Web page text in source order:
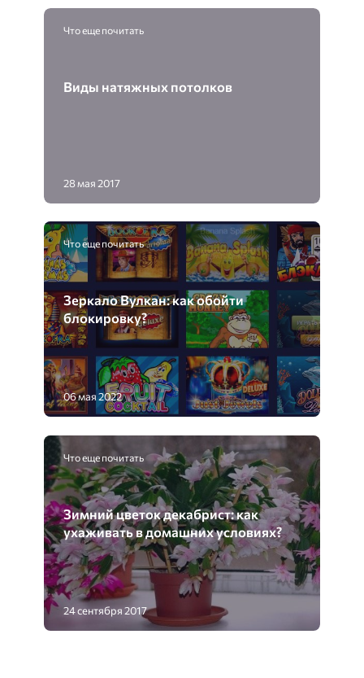
Что еще почитать
Виды натяжных потолков
28 мая 2017
Что еще почитать
Зеркало Вулкан: как обойти
блокировку?
06 мая 2022
Что еще почитать
Зимний цветок декабрист: как
ухаживать в домашних условиях?
24 сентября 2017